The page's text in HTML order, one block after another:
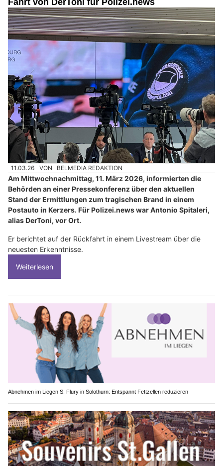
Fahrt von DerToni für Polizei.news
11.03.26 VON BELMEDIA REDAKTION
Am Mittwochnachmittag, 11. März 2026, informierten die
Behörden an einer Pressekonferenz über den aktuellen
Stand der Ermittlungen zum tragischen Brand in einem
Postauto in Kerzers. Für Polizei.news war Antonio Spitaleri,
alias DerToni, vor Ort.
Er berichtet auf der Rückfahrt in einem Livestream über die
neuesten Erkenntnisse.
Weiterlesen
Abnehmen im Liegen S. Flury in Solothurn: Entspannt Fettzellen reduzieren